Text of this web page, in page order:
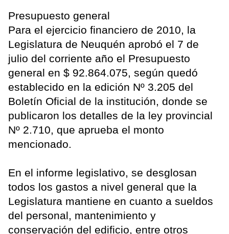
Presupuesto general
Para el ejercicio financiero de 2010, la
Legislatura de Neuquén aprobó el 7 de
julio del corriente año el Presupuesto
general en $ 92.864.075, según quedó
establecido en la edición Nº 3.205 del
Boletín Oficial de la institución, donde se
publicaron los detalles de la ley provincial
Nº 2.710, que aprueba el monto
mencionado.
En el informe legislativo, se desglosan
todos los gastos a nivel general que la
Legislatura mantiene en cuanto a sueldos
del personal, mantenimiento y
conservación del edificio, entre otros